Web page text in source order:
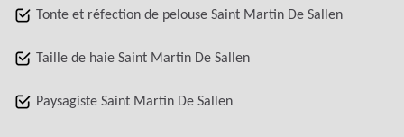
Tonte et réfection de pelouse Saint Martin De Sallen
Taille de haie Saint Martin De Sallen
Paysagiste Saint Martin De Sallen